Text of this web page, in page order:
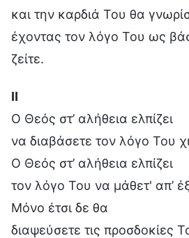
και την καρδιά Του θα
έχοντας τον λόγο Του ως
ζείτε.
Ⅱ
Ο Θεός στ’ αλήθεια ελπίζει
να διαβάσετε τον λόγο Του
Ο Θεός στ’ αλήθεια ελπίζει
τον λόγο Του να μάθετ' απ’
Μόνο έτσι δε θα
διαψεύσετε τις προσδοκίες